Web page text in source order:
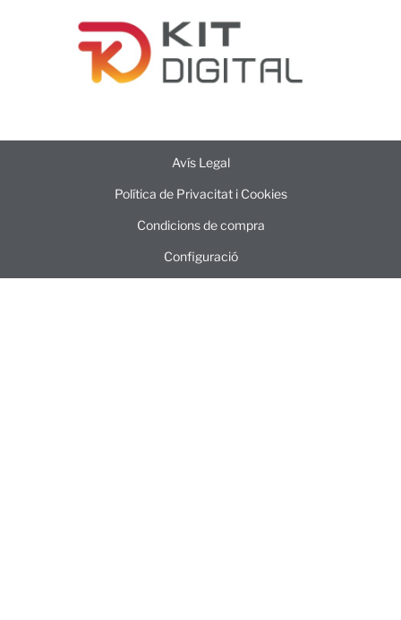
Avís Legal
Política de Privacitat i Cookies
Condicions de compra
Configuració